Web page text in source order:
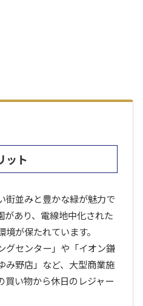
ット
街並みと豊かな緑が魅力で
があり、電線地中化された
が保たれています。
グセンター」や「イオン鎌
み野店」など、大型商業施
買い物から休日のレジャー